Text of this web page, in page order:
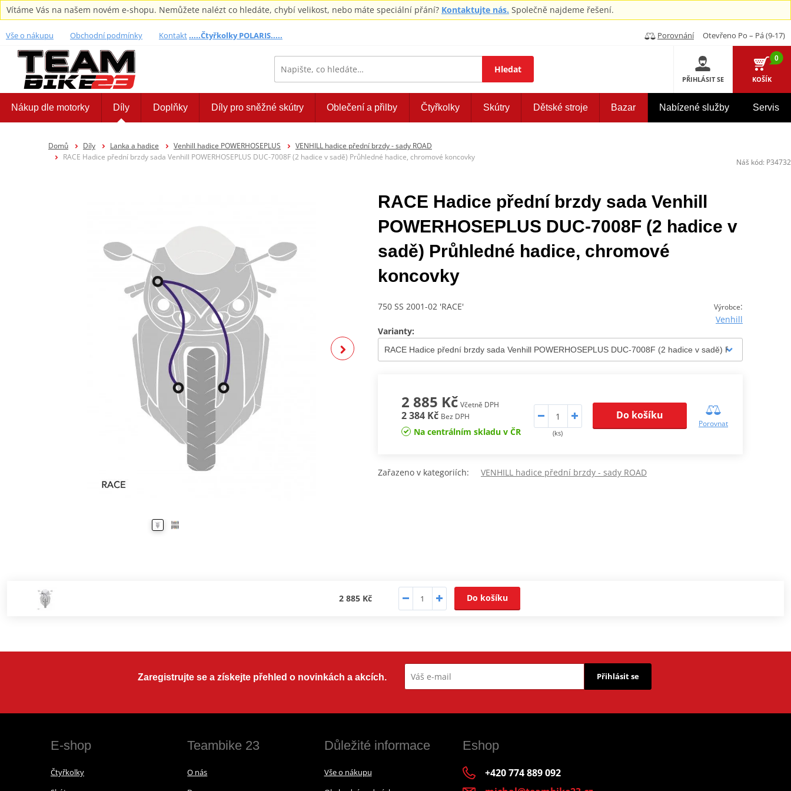
Vítáme Vás na našem novém e-shopu. Nemůžete nalézt co hledáte, chybí velikost, nebo máte speciální přání? Kontaktujte nás. Společně najdeme řešení.
Vše o nákupu Obchodní podmínky Kontakt.....Čtyřkolky POLARIS..... Porovnání Otevřeno Po – Pá (9-17)
Hledat
PŘIHLÁSIT SE
0
KOŠÍK
Nákup dle motorky Díly Doplňky Díly pro sněžné skútry Oblečení a přilby Čtyřkolky Skútry Dětské stroje Bazar Nabízené služby Servis
Domů Díly Lanka a hadice Venhill hadice POWERHOSEPLUS
VENHILL hadice přední brzdy - sady ROAD
RACE Hadice přední brzdy sada Venhill POWERHOSEPLUS DUC-7008F (2 hadice v sadě) Průhledné hadice, chromové koncovky
RACE Hadice přední brzdy sada Venhill
POWERHOSEPLUS DUC-7008F (2 hadice v
sadě) Průhledné hadice, chromové
koncovky
Výrobce:
Venhill
750 SS 2001-02 'RACE'
Varianty:
2 885 Kč Včetně DPH
2 384 Kč Bez DPH
Na centrálním skladu v ČR (ks)
Do košíku
Porovnat
Zařazeno v kategoriích: VENHILL hadice přední brzdy - sady ROAD
2 885 Kč Do košíku
Náš kód: P34732
Zaregistrujte se a získejte přehled o novinkách a akcích. Přihlásit se
E-shop
Čtyřkolky
Teambike 23
O nás
Důležité informace
Vše o nákupu
Eshop
+420 774 889 092